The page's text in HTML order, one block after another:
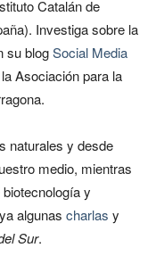
Catalán de
Investiga sobre la
su blogSocial Media
Asociación para la
naturales y desde
medio, mientras
y
algunas charlas y
Sur.